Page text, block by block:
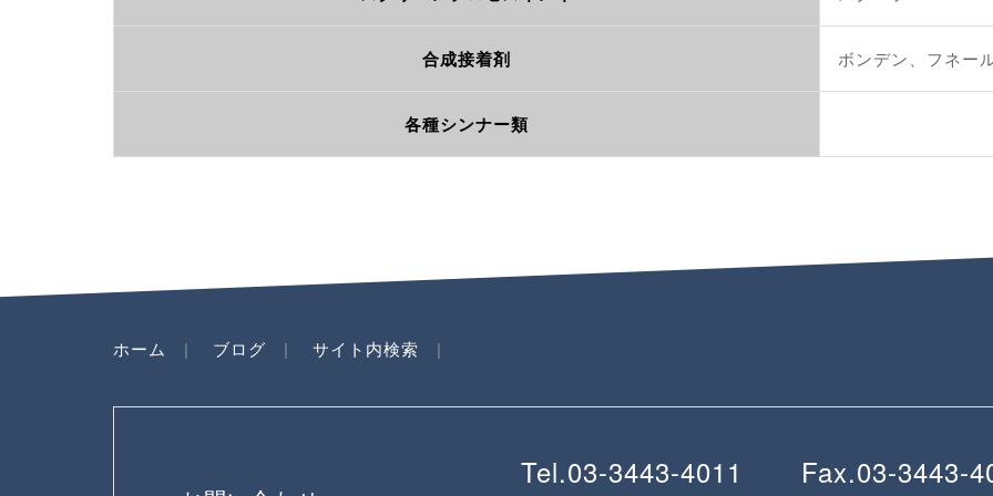
合成接着剤 ボンデン、フネー
各種シンナー類
ホーム ブログ サイト内検索
Tel.03-3443-4011 Fax.03-3443-